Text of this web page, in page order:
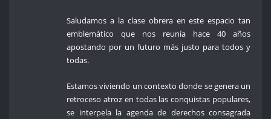
Saludamos a la clase obrera en este espacio tan
emblemático que nos reunía hace 40 años
apostando por un futuro más justo para todos y
todas.
Estamos viviendo un contexto donde se genera un
retroceso atroz en todas las conquistas populares,
se interpela la agenda de derechos consagrada